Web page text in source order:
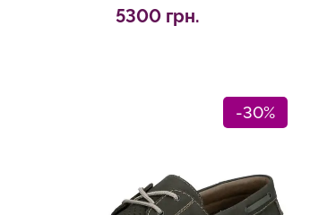
5300 грн.
-30%